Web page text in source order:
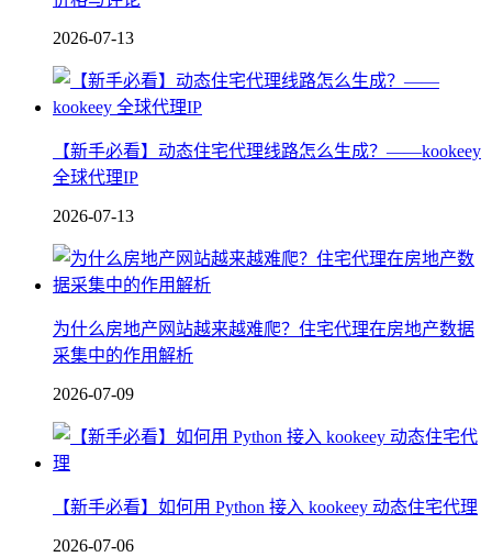
2026-07-13
【新手必看】动态住宅代理线路怎么生成？——kookeey
全球代理IP
2026-07-13
为什么房地产网站越来越难爬？住宅代理在房地产数据
采集中的作用解析
2026-07-09
【新手必看】如何用 Python 接入 kookeey 动态住宅代理
2026-07-06